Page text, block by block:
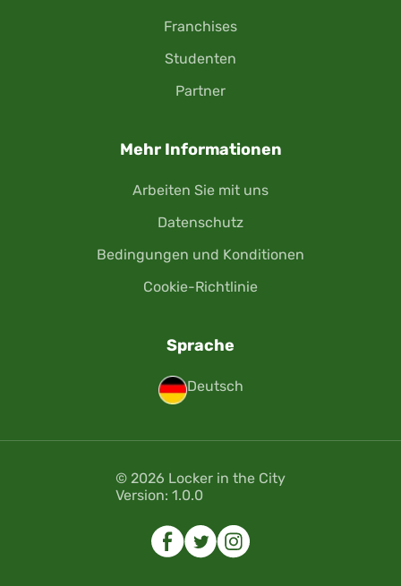
Franchises
Studenten
Partner
Mehr Informationen
Arbeiten Sie mit uns
Datenschutz
Bedingungen und Konditionen
Cookie-Richtlinie
Sprache
Deutsch
© 2026 Locker in the City
Version: 1.0.0